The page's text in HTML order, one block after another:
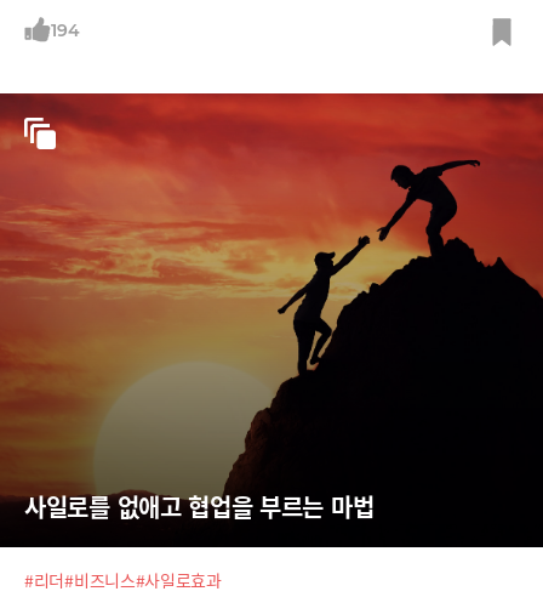
유연한)’의 줄임말이다. 정규직인 쿠팡맨과 사실상 업무는 동일한데 쿠팡
194
사일로를 없애고 협업을 부르는 마법
#리더#비즈니스#사일로효과